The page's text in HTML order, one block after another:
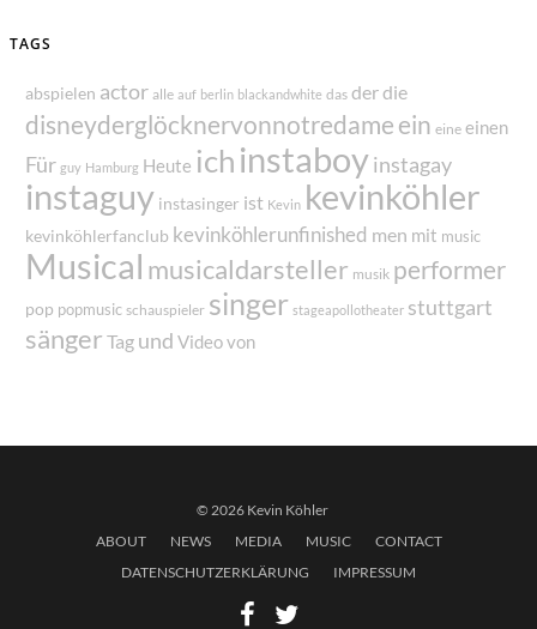
TAGS
abspielen actor alle auf berlin blackandwhite das derdie
disneyderglöcknervonnotredame ein eine einen
Für guy Hamburg Heute ichinstaboy instagay
instaguy instasinger ist Kevin kevinköhler
kevinköhlerfanclub kevinköhlerunfinished men mit music
Musical musicaldarsteller musik performer
pop popmusic schauspieler singer stageapollotheater stuttgart
sänger Tag und Video von
© 2026 Kevin Köhler
ABOUT
NEWS MEDIA MUSIC
CONTACT
DATENSCHUTZERKLÄRUNG
IMPRESSUM